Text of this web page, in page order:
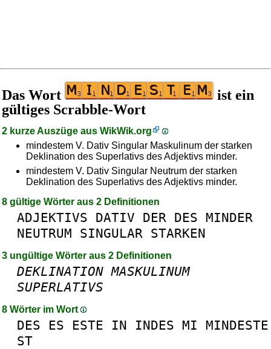
Das Wort
ist ein
gültiges Scrabble-Wort
2 kurze Auszüge aus WikWik.org
mindestem V. Dativ Singular Maskulinum der starken
Deklination des Superlativs des Adjektivs minder.
mindestem V. Dativ Singular Neutrum der starken
Deklination des Superlativs des Adjektivs minder.
8 gültige Wörter aus 2 Definitionen
ADJEKTIVS DATIV DER DES MINDER
NEUTRUM SINGULAR STARKEN
3 ungültige Wörter aus 2 Definitionen
DEKLINATION MASKULINUM
SUPERLATIVS
8 Wörter im Wort
DES ES ESTE IN INDES MI MINDESTE
ST